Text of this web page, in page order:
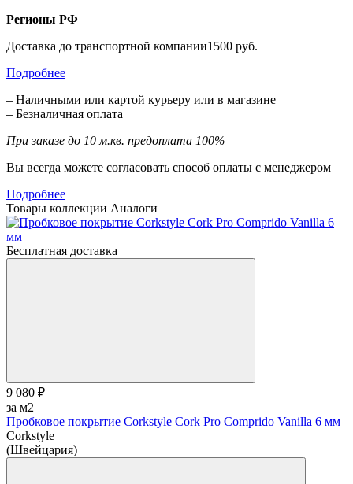
Регионы РФ
Доставка до транспортной компании1500 руб.
Подробнее
– Наличными или картой курьеру или в магазине
– Безналичная оплата
При заказе до 10 м.кв. предоплата 100%
Вы всегда можете согласовать способ оплаты с менеджером
Подробнее
Товары коллекции Аналоги
Бесплатная доставка
9 080 ₽
за м2
Пробковое покрытие Corkstyle Cork Pro Comprido Vanilla 6 мм
Corkstyle
(Швейцария)